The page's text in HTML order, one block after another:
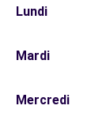
Lundi
Mardi
Mercredi